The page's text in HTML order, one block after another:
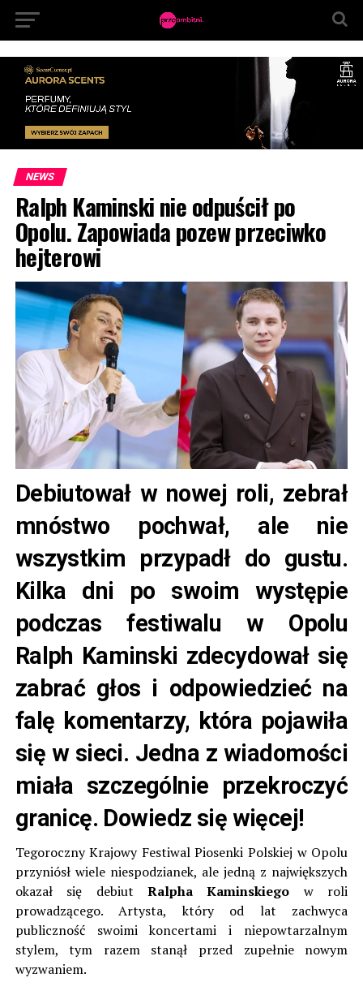
NEWS
Ralph Kaminski nie odpuścił po
Opolu. Zapowiada pozew przeciwko
hejterowi
Debiutował w nowej roli, zebrał
mnóstwo pochwał, ale nie
wszystkim przypadł do gustu.
Kilka dni po swoim występie
podczas festiwalu w Opolu
Ralph Kaminski zdecydował się
zabrać głos i odpowiedzieć na
falę komentarzy, która pojawiła
się w sieci. Jedna z wiadomości
miała szczególnie przekroczyć
granicę. Dowiedz się więcej!
Tegoroczny Krajowy Festiwal Piosenki Polskiej w Opolu
przyniósł wiele niespodzianek, ale jedną z największych
okazał się debiut Ralpha Kaminskiego w roli
prowadzącego. Artysta, który od lat zachwyca
publiczność swoimi koncertami i niepowtarzalnym
stylem, tym razem stanął przed zupełnie nowym
wyzwaniem.